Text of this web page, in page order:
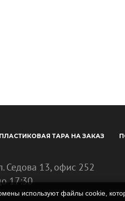
ПЛАСТИКОВАЯ ТАРА НА ЗАКАЗ
Седова 13, офис 252
17:30
используют файлы cookie,